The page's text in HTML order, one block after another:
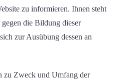
zu informieren. Ihnen steht
die Bildung dieser
zur Ausübung dessen an
zu Zweck und Umfang der